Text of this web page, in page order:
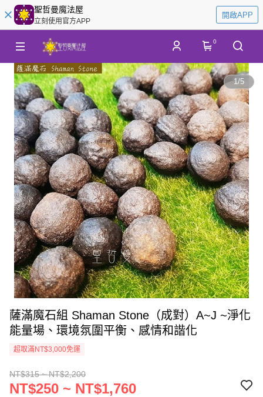
聖哲曼魔法屋
立刻使用官方APP
開啟APP
0
1/5
薩滿魔石組 Shaman Stone（成對）A~J ~淨化
能量場、環境氛圍平衡、感情和諧化
超取滿NT$3,000免運
NT$315 ~ NT$2,200
NT$250 ~ NT$1,760